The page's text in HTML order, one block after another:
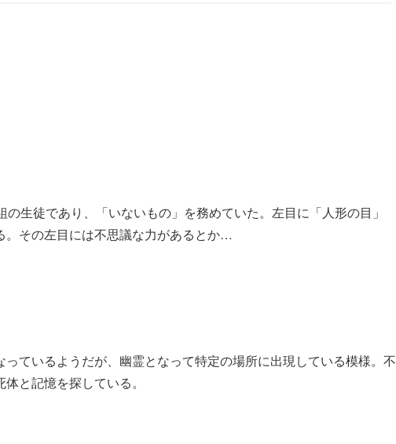
生徒であり、「いないもの」を務めていた。左目に「人形の目」
。その左目には不思議な力があるとか…
ているようだが、幽霊となって特定の場所に出現している模様。不
と記憶を探している。